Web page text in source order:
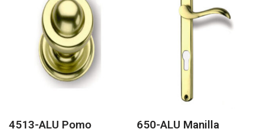
4513-ALU Pomo 650-ALU Manilla